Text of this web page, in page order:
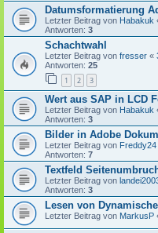
Datumsformatierung
Letzter Beitrag von Habakuk
Antworten: 3
Schachtwahl
Letzter Beitrag von fresser «
Antworten: 25
1 2 3
Wert aus SAP in LCD
Letzter Beitrag von Habakuk
Antworten: 3
Bilder in Adobe
Letzter Beitrag von Freddy24
Antworten: 7
Textfeld
Letzter Beitrag von
Antworten: 3
Lesen von
Letzter Beitrag von MarkusP